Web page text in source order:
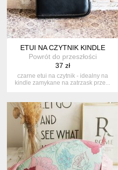
ETUI NA CZYTNIK KINDLE
Powrót do przeszłości
37 zł
czarne etui na czytnik - idealny na
kindle zamykane na zatrzask prze...